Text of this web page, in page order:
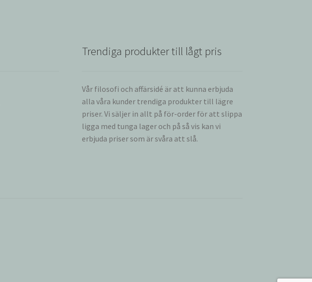
Trendiga produkter till lågt pris
Vår filosofi och affärsidé är att kunna erbjuda
alla våra kunder trendiga produkter till lägre
priser. Vi säljer in allt på för-order för att slippa
ligga med tunga lager och på så vis kan vi
erbjuda priser som är svåra att slå.